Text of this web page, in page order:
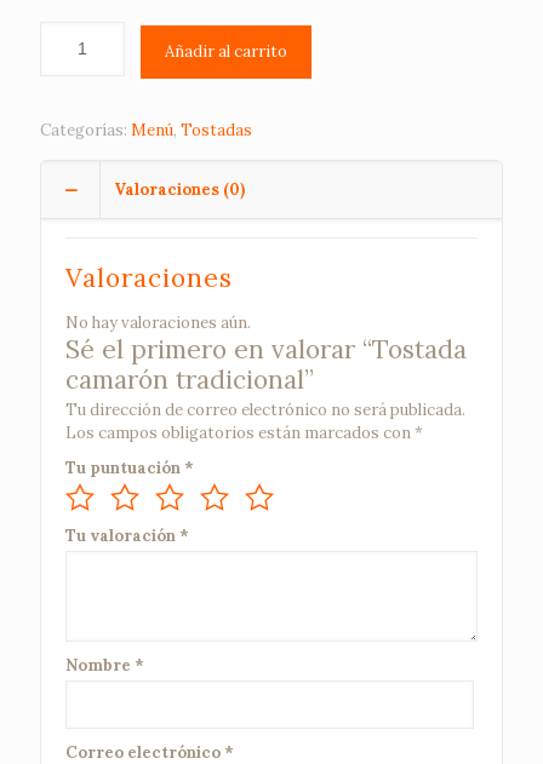
Añadir al carrito
Categorías: Menú, Tostadas
Valoraciones (0)
Valoraciones
No hay valoraciones aún.
Sé el primero en valorar “Tostada
camarón tradicional”
Tu dirección de correo electrónico no será publicada.
Los campos obligatorios están marcados con*
Tu puntuación *
Tu valoración *
Nombre *
Correo electrónico *